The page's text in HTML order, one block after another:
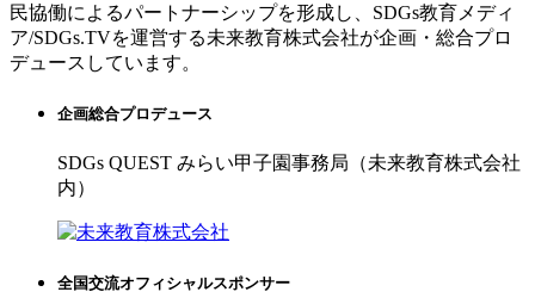
民協働によるパートナーシップを形成し、SDGs教育メディ
ア/SDGs.TVを運営する未来教育株式会社が企画・総合プロ
デュースしています。
企画総合プロデュース
SDGs QUEST みらい甲子園事務局（未来教育株式会社
内）
全国交流オフィシャルスポンサー